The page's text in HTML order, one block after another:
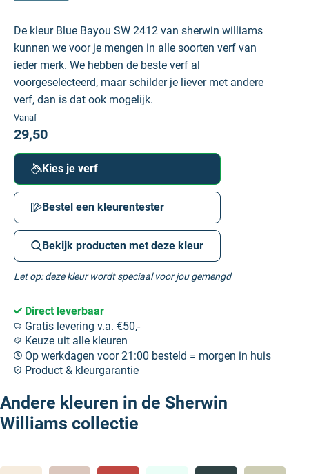
De kleur Blue Bayou SW 2412 van sherwin williams
kunnen we voor je mengen in alle soorten verf van
ieder merk. We hebben de beste verf al
voorgeselecteerd, maar schilder je liever met andere
verf, dan is dat ook mogelijk.
Vanaf
29,50
Kies je verf
Bestel een kleurentester
Bekijk producten met deze kleur
Let op: deze kleur wordt speciaal voor jou gemengd
Direct leverbaar
Gratis levering v.a. €50,-
Keuze uit alle kleuren
Op werkdagen voor 21:00 besteld = morgen in huis
Product & kleurgarantie
Andere kleuren in de Sherwin
Williams collectie